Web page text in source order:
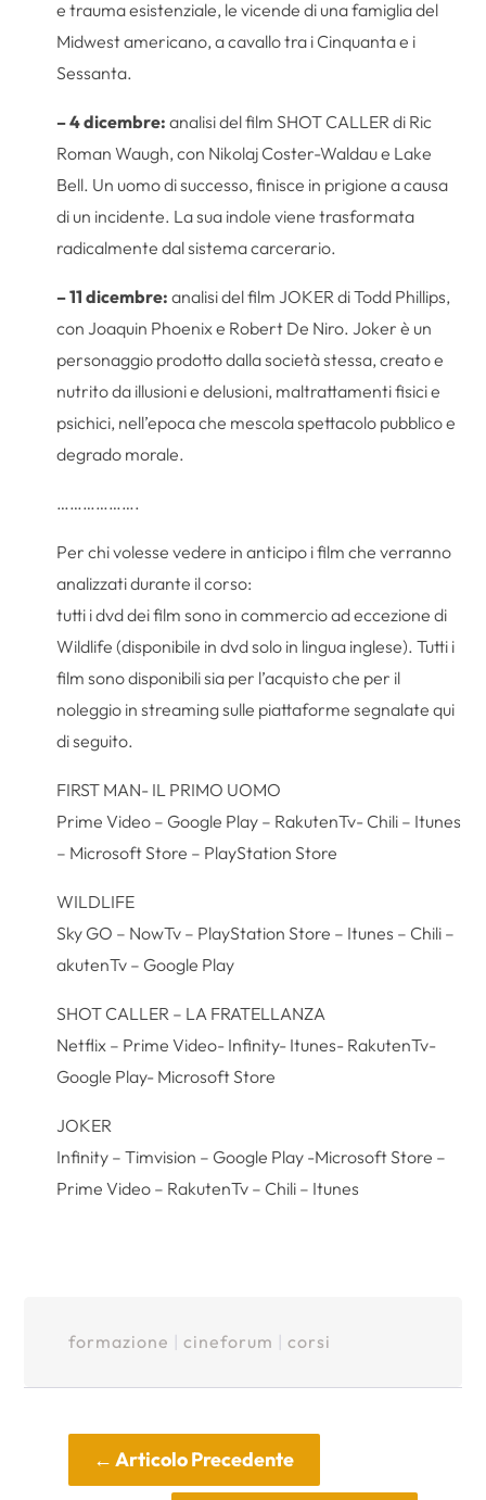
e trauma esistenziale, le vicende di una famiglia del
Midwest americano, a cavallo tra i Cinquanta e i
Sessanta.
– 4 dicembre:analisi del film SHOT CALLER di Ric
Roman Waugh, con Nikolaj Coster-Waldau e Lake
Bell. Un uomo di successo, finisce in prigione a causa
di un incidente. La sua indole viene trasformata
radicalmente dal sistema carcerario.
– 11 dicembre: analisi del film JOKER di Todd Phillips,
con Joaquin Phoenix e Robert De Niro. Joker è un
personaggio prodotto dalla società stessa, creato e
nutrito da illusioni e delusioni, maltrattamenti fisici e
psichici, nell’epoca che mescola spettacolo pubblico e
degrado morale.
……………….
Per chi volesse vedere in anticipo i film che verranno
analizzati durante il corso:
tutti i dvd dei film sono in commercio ad eccezione di
Wildlife (disponibile in dvd solo in lingua inglese). Tutti i
film sono disponibili sia per l’acquisto che per il
noleggio in streaming sulle piattaforme segnalate qui
di seguito.
FIRST MAN- IL PRIMO UOMO
Prime Video – Google Play – RakutenTv- Chili – Itunes
– Microsoft Store – PlayStation Store
WILDLIFE
Sky GO – NowTv – PlayStation Store – Itunes – Chili –
akutenTv – Google Play
SHOT CALLER – LA FRATELLANZA
Netflix – Prime Video- Infinity- Itunes- RakutenTv-
Google Play- Microsoft Store
JOKER
Infinity – Timvision – Google Play -Microsoft Store –
Prime Video – RakutenTv – Chili – Itunes
formazione | cineforum | corsi
←Articolo Precedente